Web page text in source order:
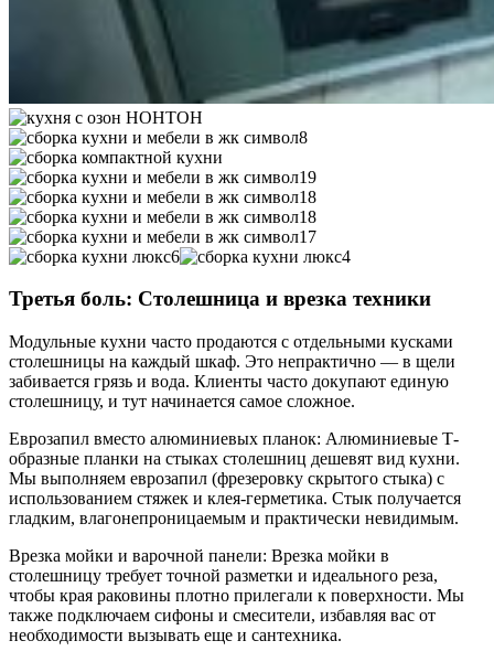
Третья боль: Столешница и врезка техники
Модульные кухни часто продаются с отдельными кусками
столешницы на каждый шкаф. Это непрактично — в щели
забивается грязь и вода. Клиенты часто докупают единую
столешницу, и тут начинается самое сложное.
Еврозапил вместо алюминиевых планок: Алюминиевые Т-
образные планки на стыках столешниц дешевят вид кухни.
Мы выполняем еврозапил (фрезеровку скрытого стыка) с
использованием стяжек и клея-герметика. Стык получается
гладким, влагонепроницаемым и практически невидимым.
Врезка мойки и варочной панели: Врезка мойки в
столешницу требует точной разметки и идеального реза,
чтобы края раковины плотно прилегали к поверхности. Мы
также подключаем сифоны и смесители, избавляя вас от
необходимости вызывать еще и сантехника.